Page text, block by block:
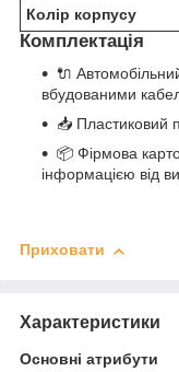
Колір корпусу
Комплектація
🔌
вбудованими
📥 Пластиковий
📦 Фірмова
інформацією від
Приховати
Характеристики
Основні атрибути